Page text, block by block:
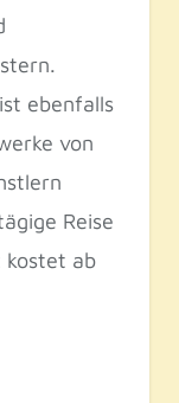
ebenfalls
von
Reise
kostet ab